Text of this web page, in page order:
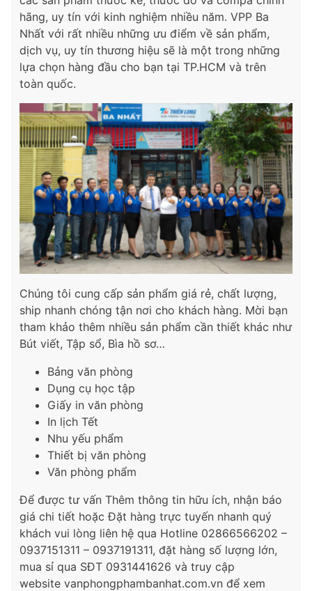
hãng, uy tín với kinh nghiệm nhiều năm. VPP Ba
Nhất với rất nhiều những ưu điểm về sản phẩm,
dịch vụ, uy tín thương hiệu sẽ là một trong những
lựa chọn hàng đầu cho bạn tại TP.HCM và trên
toàn quốc.
Chúng tôi cung cấp sản phẩm giá rẻ, chất lượng,
ship nhanh chóng tận nơi cho khách hàng. Mời bạn
tham khảo thêm nhiều sản phẩm cần thiết khác như
Bút viết, Tập sổ, Bìa hồ sơ…
Bảng văn phòng
Dụng cụ học tập
Giấy in văn phòng
In lịch Tết
Nhu yếu phẩm
Thiết bị văn phòng
Văn phòng phẩm
Để được tư vấn Thêm thông tin hữu ích, nhận báo
giá chi tiết hoặc Đặt hàng trực tuyến nhanh quý
khách vui lòng liên hệ qua Hotline 02866566202 –
0937151311 – 0937191311, đặt hàng số lượng lớn,
mua sỉ qua SĐT 0931441626 và truy cập
website vanphongphambanhat.com.vn để xem